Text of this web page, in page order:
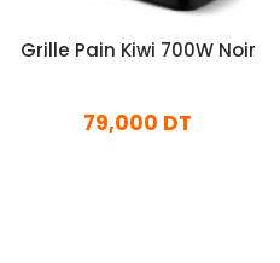
Grille Pain Kiwi 700W Noir
79,000 DT